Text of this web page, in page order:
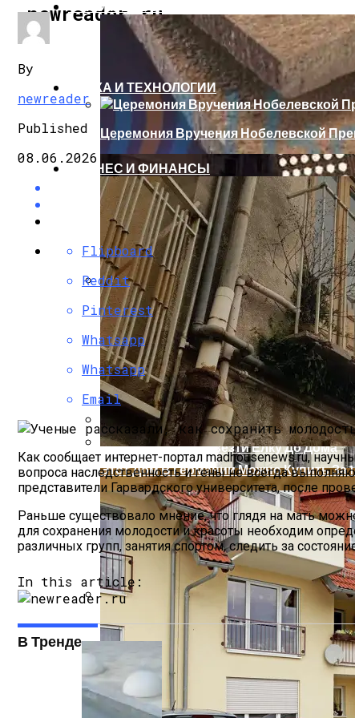
newreader.ru
СТРОИТЕЛЬСТВО И РЕМОНТ
Бетонные Плиты Для Теплоизоляции:
Бетонные Сваи: Особенности
НАУКА И ТЕХНОЛОГИИ
Церемония Вручения Нобелевской
Как Безопасно Довезти Елку До Дома
БИЗНЕС И ФИНАНСЫ
Этот Дом В Германии Можно Купить За
By
newreader
Published
08.06.2026
Flipboard
Reddit
Pinterest
Whatsapp
Whatsapp
Email
Как сообщает интернет-портал madhousenews.ru,
вопроса наследственность и гены не всегда
представители Гарвардского университета, после
Раньше существовало мнение, что глядя на мать
для сохранения молодости и красоты необходим
различных групп, занятия спортом, следить за
In this article:
В Тренде